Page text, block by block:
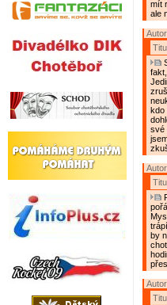
mít
ale
kdo
své
by